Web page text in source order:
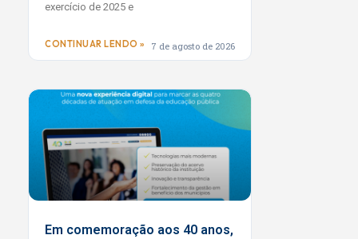
exercício de 2025 e
CONTINUAR LENDO » 7 de agosto de 2026
Em comemoração aos 40 anos,